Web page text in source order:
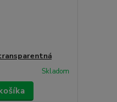
Skladom